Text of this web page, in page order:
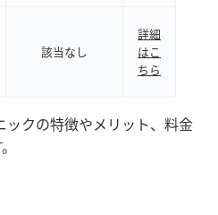
該当なし
詳細
はこ
ちら
クの特徴やメリット、料金